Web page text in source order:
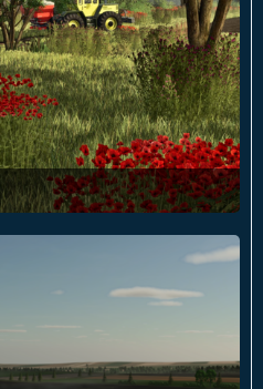
18:21